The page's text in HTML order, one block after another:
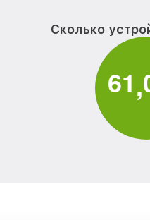
Сколько
61,